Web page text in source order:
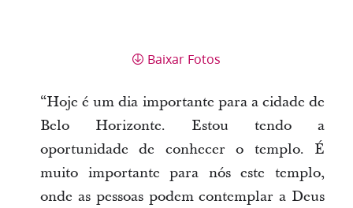
Baixar Fotos
“Hoje é um dia importante para a cidade de
Belo Horizonte. Estou tendo a
oportunidade de conhecer o templo. É
muito importante para nós este templo,
onde as pessoas podem contemplar a Deus